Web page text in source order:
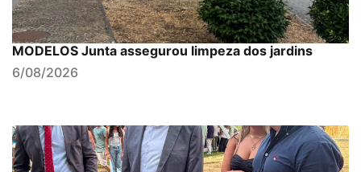
MODELOS Junta assegurou limpeza dos jardins
6/08/2026